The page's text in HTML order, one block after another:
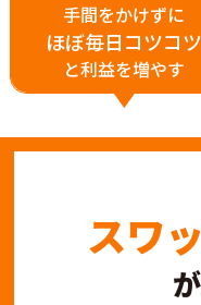
手間をかけずに
ほぼ毎日コツコツ
と利益を増やす
スワ